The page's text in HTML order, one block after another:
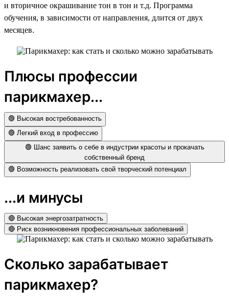
и вторичное окрашивание тон в тон и т.д. Программа
обучения, в зависимости от направления, длится от двух
месяцев.
Плюсы профессии
парикмахер...
🟢 Высокая востребованность
🟢 Легкий вход в профессию
🟢 Шанс заявить о себе в индустрии красоты и прокачать
собственный бренд
🟢 Возможность реализовать свой творческий потенциал
...и минусы
🔴 Высокая энергозатратность
🔴 Риск возникновения профессиональных заболеваний
Сколько зарабатывает
парикмахер?